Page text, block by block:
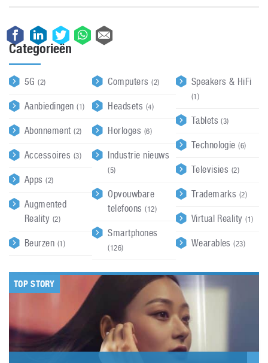
Categorieën
5G(2)
Aanbiedingen(1)
Abonnement(2)
Accessoires (3)
Apps(2)
Augmented
Reality (2)
Beurzen (1)
Computers(2)
Headsets (4)
Horloges (6)
Industrie nieuws
(5)
Opvouwbare
telefoons(12)
Smartphones
(126)
Speakers & HiFi
(1)
Tablets(3)
Technologie(6)
Televisies (2)
Trademarks (2)
Virtual Reality(1)
Wearables(23)
TOP STORY